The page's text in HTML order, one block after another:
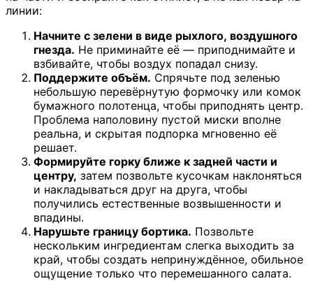
линии:
Начните с зелени в виде рыхлого, воздушного
гнезда. Не приминайте её — приподнимайте и
взбивайте, чтобы воздух попадал снизу.
Поддержите объём. Спрячьте под зеленью
небольшую перевёрнутую формочку или комок
бумажного полотенца, чтобы приподнять центр.
Проблема наполовину пустой миски вполне
реальна, и скрытая подпорка мгновенно её
решает.
Формируйте горку ближе к задней части и
центру, затем позвольте кусочкам наклоняться
и накладываться друг на друга, чтобы
получились естественные возвышенности и
впадины.
Нарушьте границу бортика. Позвольте
нескольким ингредиентам слегка выходить за
край, чтобы создать непринуждённое, обильное
ощущение только что перемешанного салата.